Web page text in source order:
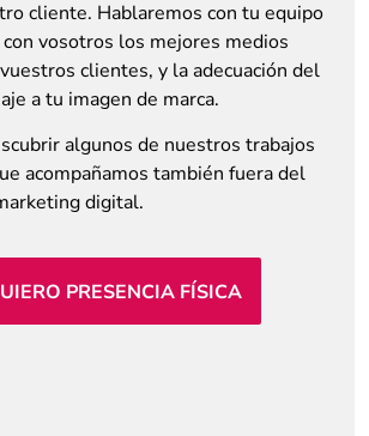
cliente. Hablaremos con tu equipo
vosotros los mejores medios
clientes, y la adecuación del
a tu imagen de marca.
algunos de nuestros trabajos
acompañamos también fuera del
digital.
PRESENCIA FÍSICA